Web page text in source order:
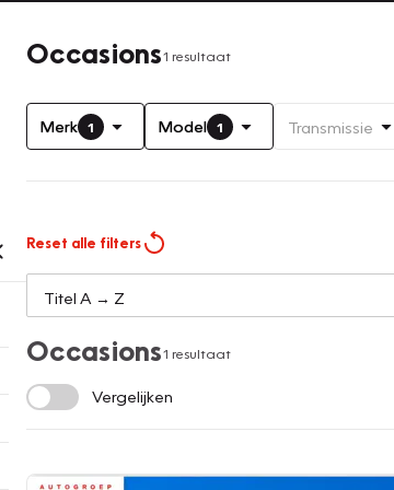
Occasions1 resultaat
Merk 1 Model 1 Transmissie
Reset alle filters
Occasions1 resultaat
Vergelijken